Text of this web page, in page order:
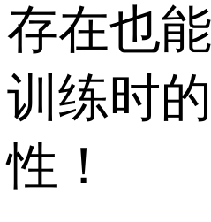
存在也
训练时
性！